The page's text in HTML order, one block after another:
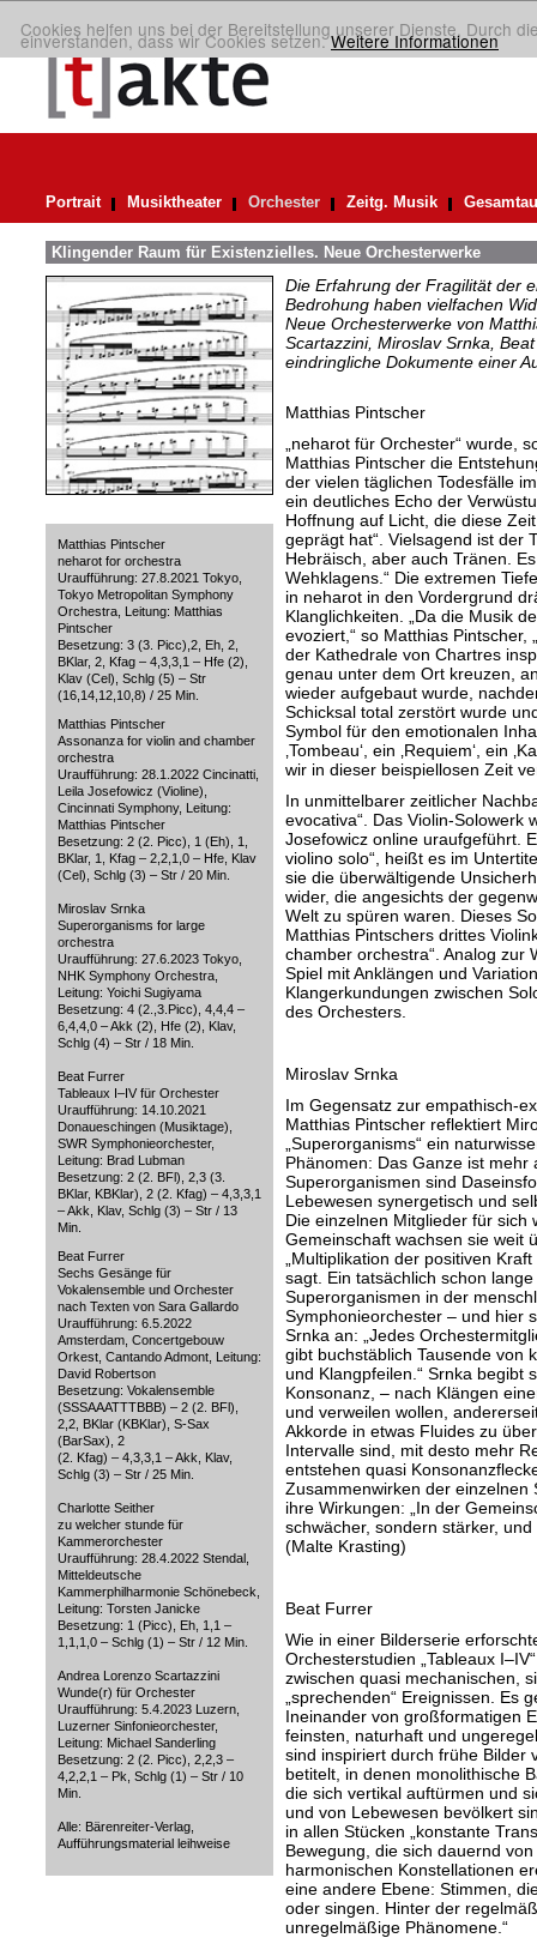
Cookies helfen uns bei der Bereitstellung unserer Dienste. Durch
einverstanden, dass wir Cookies setzen.Weitere Informationen
Portrait Musiktheater Orchester Zeitg. Musik
Klingender Raum für Existenzielles. Neue Orchesterwerke
Matthias Pintscher
neharot for orchestra
Uraufführung: 27.8.2021 Tokyo,
Tokyo Metropolitan Symphony
Orchestra, Leitung: Matthias
Pintscher
Besetzung: 3 (3. Picc),2, Eh, 2,
BKlar, 2, Kfag – 4,3,3,1 – Hfe (2),
Klav (Cel), Schlg (5) – Str
(16,14,12,10,8) / 25 Min.
Matthias Pintscher
Assonanza for violin and chamber
orchestra
Uraufführung: 28.1.2022 Cincinatti,
Leila Josefowicz (Violine),
Cincinnati Symphony, Leitung:
Matthias Pintscher
Besetzung: 2 (2. Picc), 1 (Eh), 1,
BKlar, 1, Kfag – 2,2,1,0 – Hfe, Klav
(Cel), Schlg (3) – Str / 20 Min.
Miroslav Srnka
Superorganisms for large
orchestra
Uraufführung: 27.6.2023 Tokyo,
NHK Symphony Orchestra,
Leitung: Yoichi Sugiyama
Besetzung: 4 (2.,3.Picc), 4,4,4 –
6,4,4,0 – Akk (2), Hfe (2), Klav,
Schlg (4) – Str / 18 Min.
Beat Furrer
Tableaux I–IV für Orchester
Uraufführung: 14.10.2021
Donaueschingen (Musiktage),
SWR Symphonieorchester,
Leitung: Brad Lubman
Besetzung: 2 (2. BFl), 2,3 (3.
BKlar, KBKlar), 2 (2. Kfag) – 4,3,3,1
– Akk, Klav, Schlg (3) – Str / 13
Min.
Beat Furrer
Sechs Gesänge für
Vokalensemble und Orchester
nach Texten von Sara Gallardo
Uraufführung: 6.5.2022
Amsterdam, Concertgebouw
Orkest, Cantando Admont, Leitung:
David Robertson
Besetzung: Vokalensemble
(SSSAAATTTBBB) – 2 (2. BFl),
2,2, BKlar (KBKlar), S-Sax
(BarSax), 2
(2. Kfag) – 4,3,3,1 – Akk, Klav,
Schlg (3) – Str / 25 Min.
Charlotte Seither
zu welcher stunde für
Kammerorchester
Uraufführung: 28.4.2022 Stendal,
Mitteldeutsche
Kammerphilharmonie Schönebeck,
Leitung: Torsten Janicke
Besetzung: 1 (Picc), Eh, 1,1 –
1,1,1,0 – Schlg (1) – Str / 12 Min.
Andrea Lorenzo Scartazzini
Wunde(r) für Orchester
Uraufführung: 5.4.2023 Luzern,
Luzerner Sinfonieorchester,
Leitung: Michael Sanderling
Besetzung: 2 (2. Picc), 2,2,3 –
4,2,2,1 – Pk, Schlg (1) – Str / 10
Min.
Alle: Bärenreiter-Verlag,
Aufführungsmaterial leihweise
Die Erfahrung der Fragilität der
Bedrohung haben vielfachen
Neue Orchesterwerke von
Scartazzini, Miroslav Srnka,
eindringliche Dokumente einer
Matthias Pintscher
„neharot für Orchester“ wurde,
Matthias Pintscher die
der vielen täglichen Todesfälle
ein deutliches Echo der
Hoffnung auf Licht, die diese
geprägt hat“. Vielsagend ist der
Hebräisch, aber auch Tränen.
Wehklagens.“ Die extremen
in neharot in den Vordergrund
Klanglichkeiten. „Da die Musik
evoziert,“ so Matthias Pintscher,
der Kathedrale von Chartres
genau unter dem Ort kreuzen,
wieder aufgebaut wurde,
Schicksal total zerstört wurde
Symbol für den emotionalen
‚Tombeau‘, ein ‚Requiem‘, ein
wir in dieser beispiellosen Zeit
In unmittelbarer zeitlicher
evocativa“. Das Violin-Solowerk
Josefowicz online uraufgeführt.
violino solo“, heißt es im
sie die überwältigende
wider, die angesichts der
Welt zu spüren waren. Dieses
Matthias Pintschers drittes
chamber orchestra“. Analog zur
Spiel mit Anklängen und
Klangerkundungen zwischen
des Orchesters.
Miroslav Srnka
Im Gegensatz zur empathisch-
Matthias Pintscher reflektiert
„Superorganisms“ ein
Phänomen: Das Ganze ist mehr
Superorganismen sind
Lebewesen synergetisch und
Die einzelnen Mitglieder für sich
Gemeinschaft wachsen sie weit
„Multiplikation der positiven
sagt. Ein tatsächlich schon
Superorganismen in der
Symphonieorchester – und hier
Srnka an: „Jedes
gibt buchstäblich Tausende von
und Klangpfeilen.“ Srnka begibt
Konsonanz, – nach Klängen
und verweilen wollen,
Akkorde in etwas Fluides zu
Intervalle sind, mit desto mehr
entstehen quasi
Zusammenwirken der einzelnen
ihre Wirkungen: „In der
schwächer, sondern stärker,
(Malte Krasting)
Beat Furrer
Wie in einer Bilderserie
Orchesterstudien „Tableaux
zwischen quasi mechanischen,
„sprechenden“ Ereignissen. Es
Ineinander von großformatigen
feinsten, naturhaft und
sind inspiriert durch frühe Bilder
betitelt, in denen monolithische
die sich vertikal auftürmen und
und von Lebewesen bevölkert
in allen Stücken „konstante
Bewegung, die sich dauernd
harmonischen Konstellationen
eine andere Ebene: Stimmen,
oder singen. Hinter der
unregelmäßige Phänomene.“